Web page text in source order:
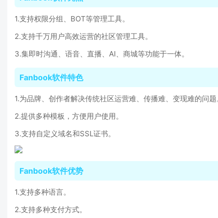
1.支持权限分组、BOT等管理工具。
2.支持千万用户高效运营的社区管理工具。
3.集即时沟通、语音、直播、AI、商城等功能于一体。
Fanbook软件特色
1.为品牌、创作者解决传统社区运营难、传播难、变现难的问
2.提供多种模板，方便用户使用。
3.支持自定义域名和SSL证书。
Fanbook软件优势
1.支持多种语言。
2.支持多种支付方式。